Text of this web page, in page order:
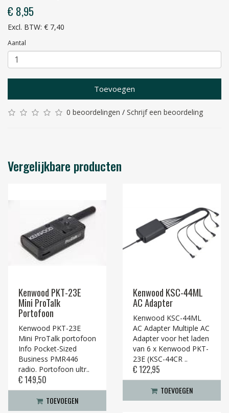
€ 8,95
Excl. BTW: € 7,40
Aantal
Toevoegen
0 beoordelingen / Schrijf een beoordeling
Vergelijkbare producten
Kenwood PKT-23E
Mini ProTalk
Portofoon
Kenwood PKT-23E
Mini ProTalk portofoon
Info Pocket-Sized
Business PMR446
radio. Portofoon ultr..
€ 149,50
TOEVOEGEN
Kenwood KSC-44ML
AC Adapter
Kenwood KSC-44ML
AC Adapter Multiple AC
Adapter voor het laden
van 6 x Kenwood PKT-
23E (KSC-44CR ..
€ 122,95
TOEVOEGEN